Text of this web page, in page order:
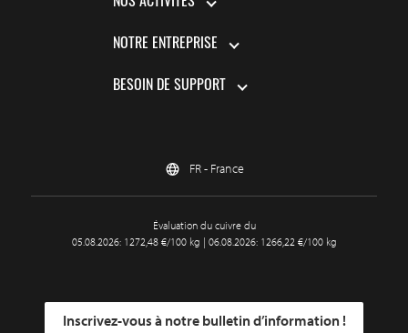
NOTRE ENTREPRISE
BESOIN DE SUPPORT
FR - France
Évaluation du cuivre du
05.08.2026: 1272,48 €/100 kg | 06.08.2026: 1266,22 €/100 kg
Inscrivez-vous à notre bulletin d’information !